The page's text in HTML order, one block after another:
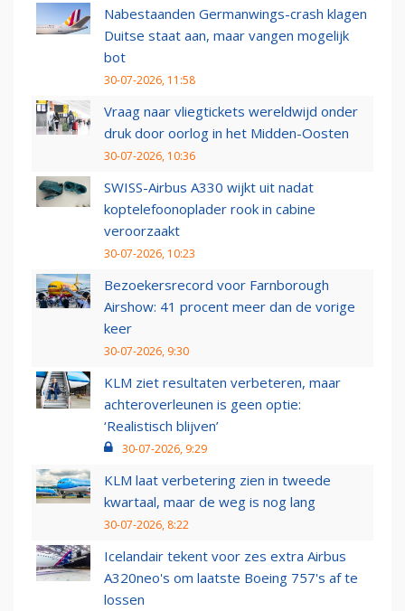
Nabestaanden Germanwings-crash klagen
Duitse staat aan, maar vangen mogelijk
bot
30-07-2026, 11:58
Vraag naar vliegtickets wereldwijd onder
druk door oorlog in het Midden-Oosten
30-07-2026, 10:36
SWISS-Airbus A330 wijkt uit nadat
koptelefoonoplader rook in cabine
veroorzaakt
30-07-2026, 10:23
Bezoekersrecord voor Farnborough
Airshow: 41 procent meer dan de vorige
keer
30-07-2026, 9:30
KLM ziet resultaten verbeteren, maar
achteroverleunen is geen optie:
‘Realistisch blijven’
30-07-2026, 9:29
KLM laat verbetering zien in tweede
kwartaal, maar de weg is nog lang
30-07-2026, 8:22
Icelandair tekent voor zes extra Airbus
A320neo's om laatste Boeing 757's af te
lossen